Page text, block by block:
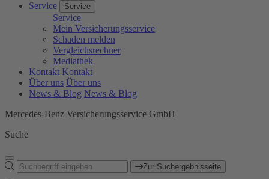
Service
Service
Service
Mein Versicherungsservice
Schaden melden
Vergleichsrechner
Mediathek
Kontakt Kontakt
Über uns Über uns
News & Blog News & Blog
Mercedes-Benz Versicherungsservice GmbH
Suche
Zur Suchergebnisseite